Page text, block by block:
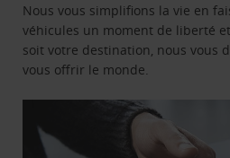
Nous vous simplifions la vie en
véhicules un moment de liberté
soit votre destination, nous vous
vous offrir le monde.